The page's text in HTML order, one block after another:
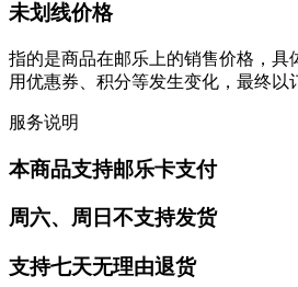
未划线价格
指的是商品在邮乐上的销售价格，具
用优惠券、积分等发生变化，最终以
服务说明
本商品支持邮乐卡支付
周六、周日不支持发货
支持七天无理由退货